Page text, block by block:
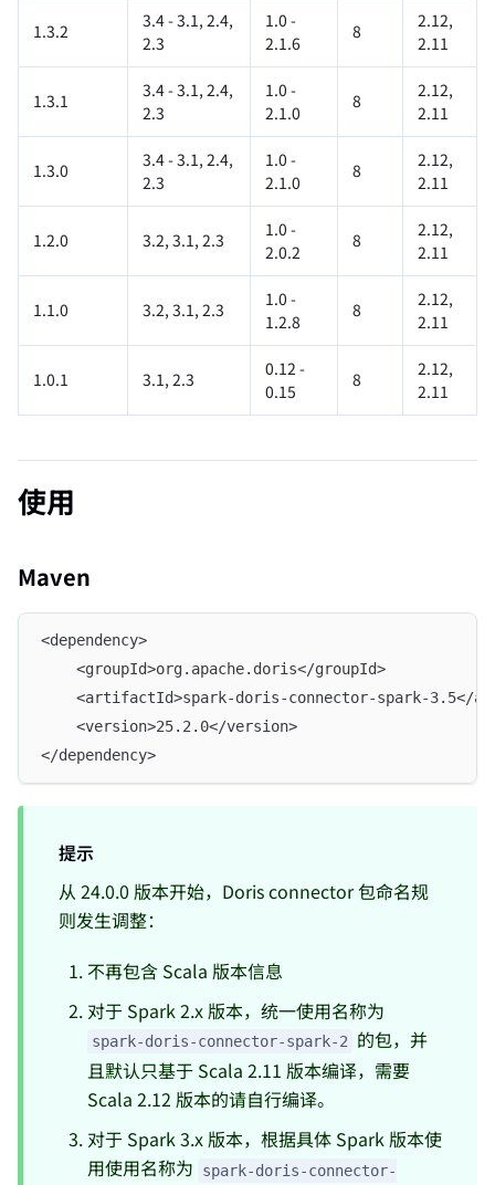
1.3.2
3.4 - 3.1, 2.4,
2.3
1.0 -
2.1.6
8
2.12,
2.11
1.3.1
3.4 - 3.1, 2.4,
2.3
1.0 -
2.1.0
8
2.12,
2.11
1.3.0
3.4 - 3.1, 2.4,
2.3
1.0 -
2.1.0
8
2.12,
2.11
1.2.0 3.2, 3.1, 2.3
1.0 -
2.0.2
8
2.12,
2.11
1.1.0 3.2, 3.1, 2.3
1.0 -
1.2.8
8
2.12,
2.11
1.0.1 3.1, 2.3
0.12 -
0.15
8
2.12,
2.11
使用
Maven
<dependency>
    <groupId>org.apache.doris</groupId>
<artifactId>spark-doris-connector-spark-3.5</
    <version>25.2.0</version>
</dependency>
提示
从 24.0.0 版本开始，Doris connector 包命名规
则发生调整：
不再包含 Scala 版本信息
对于 Spark 2.x 版本，统一使用名称为
spark-doris-connector-spark-2 的包，并
且默认只基于 Scala 2.11 版本编译，需要
Scala 2.12 版本的请自行编译。
对于 Spark 3.x 版本，根据具体 Spark 版本使
用使用名称为
spark-doris-connector-